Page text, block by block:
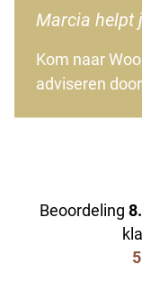
Marcia helpt
Kom naar
adviseren
Beoordeling